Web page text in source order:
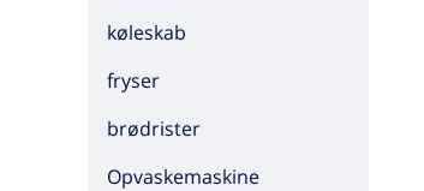
køleskab
fryser
brødrister
Opvaskemaskine